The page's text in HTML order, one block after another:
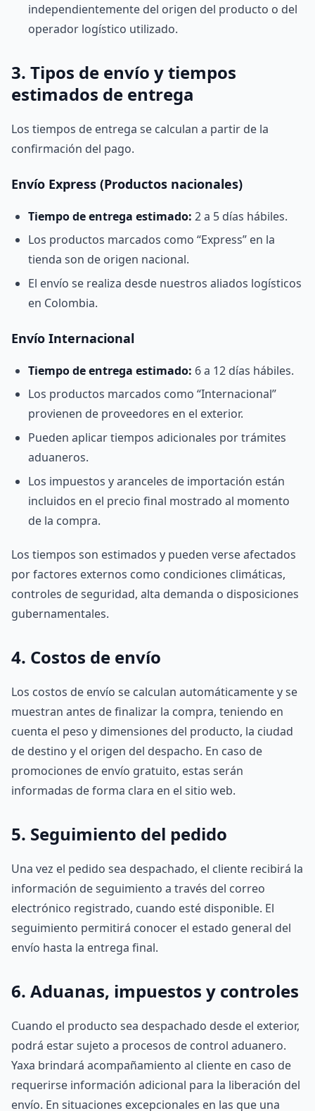
independientemente del origen del producto o del
operador logístico utilizado.
3. Tipos de envío y tiempos
estimados de entrega
Los tiempos de entrega se calculan a partir de la
confirmación del pago.
Envío Express (Productos nacionales)
Tiempo de entrega estimado: 2 a 5 días hábiles.
Los productos marcados como “Express” en la
tienda son de origen nacional.
El envío se realiza desde nuestros aliados logísticos
en Colombia.
Envío Internacional
Tiempo de entrega estimado: 6 a 12 días hábiles.
Los productos marcados como “Internacional”
provienen de proveedores en el exterior.
Pueden aplicar tiempos adicionales por trámites
aduaneros.
Los impuestos y aranceles de importación están
incluidos en el precio final mostrado al momento
de la compra.
Los tiempos son estimados y pueden verse afectados
por factores externos como condiciones climáticas,
controles de seguridad, alta demanda o disposiciones
gubernamentales.
4. Costos de envío
Los costos de envío se calculan automáticamente y se
muestran antes de finalizar la compra, teniendo en
cuenta el peso y dimensiones del producto, la ciudad
de destino y el origen del despacho. En caso de
promociones de envío gratuito, estas serán
informadas de forma clara en el sitio web.
5. Seguimiento del pedido
Una vez el pedido sea despachado, el cliente recibirá la
información de seguimiento a través del correo
electrónico registrado, cuando esté disponible. El
seguimiento permitirá conocer el estado general del
envío hasta la entrega final.
6. Aduanas, impuestos y controles
Cuando el producto sea despachado desde el exterior,
podrá estar sujeto a procesos de control aduanero.
Yaxa brindará acompañamiento al cliente en caso de
requerirse información adicional para la liberación del
envío. En situaciones excepcionales en las que una